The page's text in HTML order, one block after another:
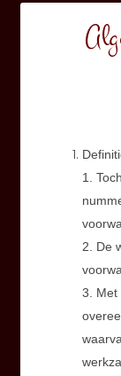
1.
2. De
3. Met